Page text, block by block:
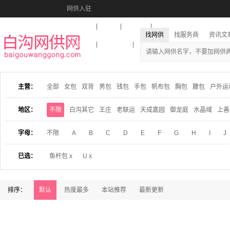
网供入驻
收藏本站
找网供 找服务商 资讯文
主营： 全部 女包 双背 男包 钱包 手包 帆布包 胸包 腰包 户外运
地区： 不限 白沟其它 王庄 老联运 天成嘉园 御龙庭 水晶域 上
字母： 不限 A B C D E F G H J
已选： 鱼杆包 x U x
排序： 默认 热度最多 本站推荐 最新更新